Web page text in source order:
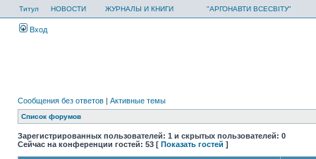
Титул НОВОСТИ ЖУРНАЛЫ И КНИГИ "АРГОНАВТИ ВСЕСВІТУ"
Вход
Сообщения без ответов | Активные темы
Список форумов
Зарегистрированных пользователей: 1 и скрытых пользователей: 0
Сейчас на конференции гостей: 53 [ Показать гостей ]